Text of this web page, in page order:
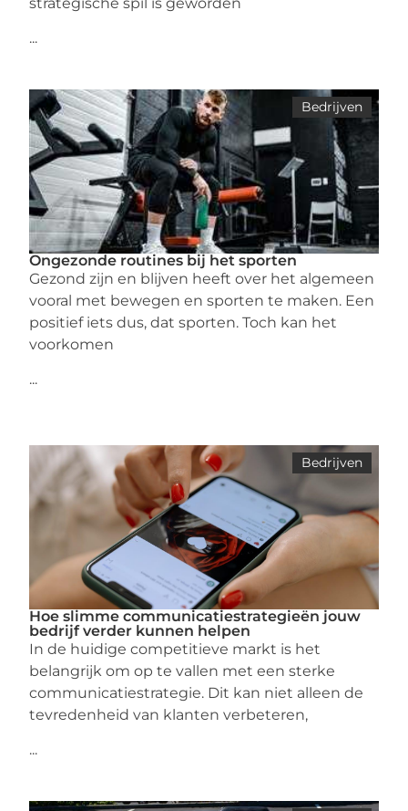
...
Bedrijven
Ongezonde routines bij het sporten
Gezond zijn en blijven heeft over het algemeen
vooral met bewegen en sporten te maken. Een
positief iets dus, dat sporten. Toch kan het
voorkomen
...
Bedrijven
Hoe slimme communicatiestrategieën jouw
bedrijf verder kunnen helpen
In de huidige competitieve markt is het
belangrijk om op te vallen met een sterke
communicatiestrategie. Dit kan niet alleen de
tevredenheid van klanten verbeteren,
...